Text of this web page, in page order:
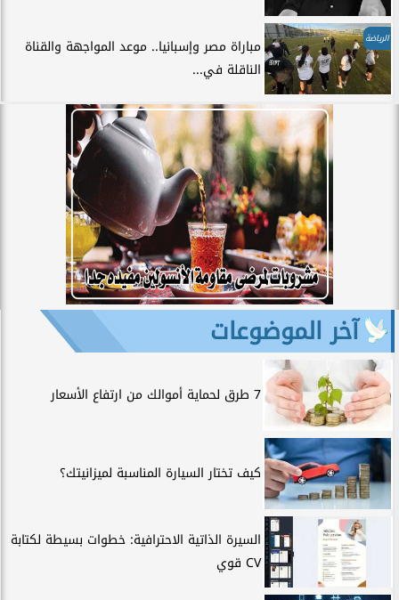
الرياضة
مباراة مصر وإسبانيا.. موعد المواجهة والقناة
الناقلة في...
آخر الموضوعات
7 طرق لحماية أموالك من ارتفاع الأسعار
كيف تختار السيارة المناسبة لميزانيتك؟
السيرة الذاتية الاحترافية: خطوات بسيطة لكتابة
CV قوي